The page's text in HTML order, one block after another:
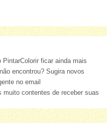
ficar ainda mais
encontrou? Sugira novos
no email
muito contentes de receber suas